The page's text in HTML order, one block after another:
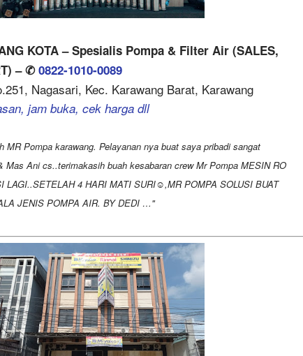
KOTA – Spesialis Pompa & Filter Air (SALES,
– ✆0822-1010-0089
Nagasari, Kec. Karawang Barat, Karawang
jam buka, cek harga dll
MR Pompa karawang. Pelayanan nya buat saya pribadi sangat
Mas Ani cs..terimakasih buah kesabaran crew Mr Pompa MESIN RO
LAGI..SETELAH 4 HARI MATI SURI☺,MR POMPA SOLUSI BUAT
JENIS POMPA AIR. BY DEDI …